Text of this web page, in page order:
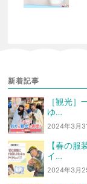
新着記事
［観光
ゆ…
2024年3月
【春の
イ…
2024年3月